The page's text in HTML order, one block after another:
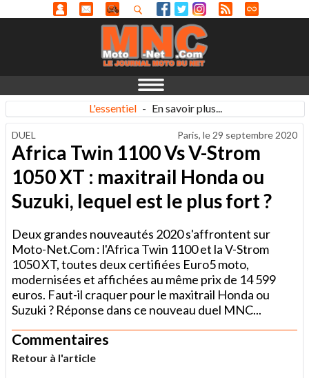
L'essentiel - En savoir plus...
DUEL Paris, le 29 septembre 2020
Africa Twin 1100 Vs V-Strom
1050 XT : maxitrail Honda ou
Suzuki, lequel est le plus fort ?
Deux grandes nouveautés 2020 s'affrontent sur
Moto-Net.Com : l'Africa Twin 1100 et la V-Strom
1050 XT, toutes deux certifiées Euro5 moto,
modernisées et affichées au même prix de 14 599
euros. Faut-il craquer pour le maxitrail Honda ou
Suzuki ? Réponse dans ce nouveau duel MNC...
Commentaires
Retour à l'article